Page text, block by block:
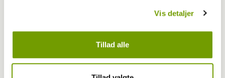
Vis detaljer
Tillad alle